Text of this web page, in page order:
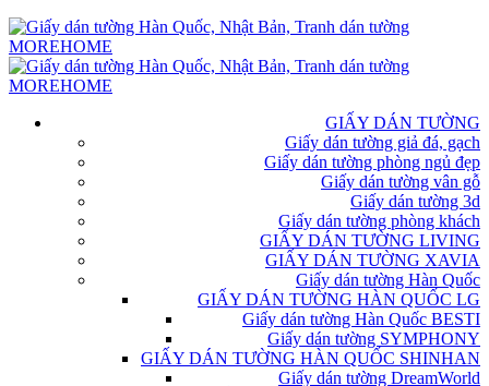
GIẤY DÁN TƯỜNG
Giấy dán tường giả đá, gạch
Giấy dán tường phòng ngủ đẹp
Giấy dán tường vân gỗ
Giấy dán tường 3d
Giấy dán tường phòng khách
GIẤY DÁN TƯỜNG LIVING
GIẤY DÁN TƯỜNG XAVIA
Giấy dán tường Hàn Quốc
GIẤY DÁN TƯỜNG HÀN QUỐC LG
Giấy dán tường Hàn Quốc BESTI
Giấy dán tường SYMPHONY
GIẤY DÁN TƯỜNG HÀN QUỐC SHINHAN
Giấy dán tường DreamWorld